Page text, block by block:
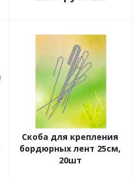
Скоба для крепления
бордюрных лент 25см,
20шт